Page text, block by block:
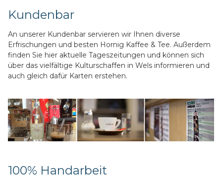
Kundenbar
An unserer Kundenbar servieren wir Ihnen diverse
Erfrischungen und besten Hornig Kaffee & Tee. Außerdem
finden Sie hier aktuelle Tageszeitungen und können sich
über das vielfältige Kulturschaffen in Wels informieren und
auch gleich dafür Karten erstehen.
100% Handarbeit